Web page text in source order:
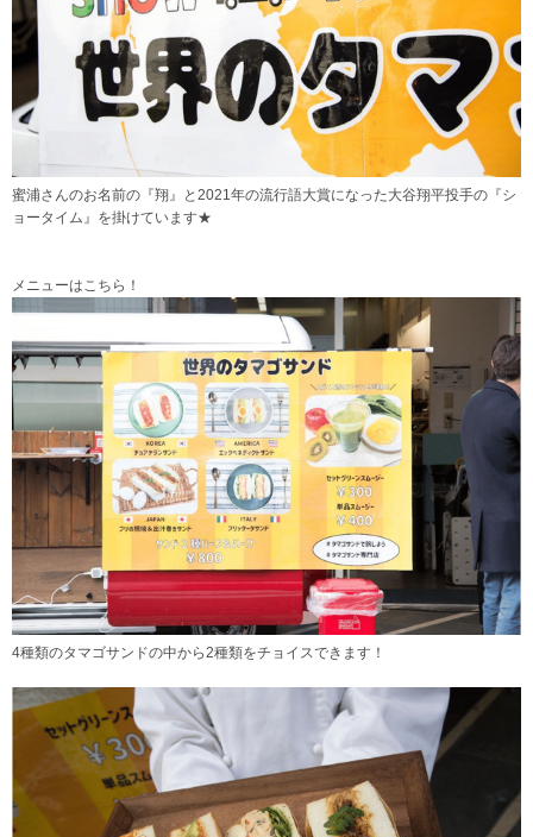
蜜浦さんのお名前の『翔』と2021年の流行語大賞になった大谷翔平投手の『シ
ョータイム』を掛けています★
メニューはこちら！
4種類のタマゴサンドの中から2種類をチョイスできます！